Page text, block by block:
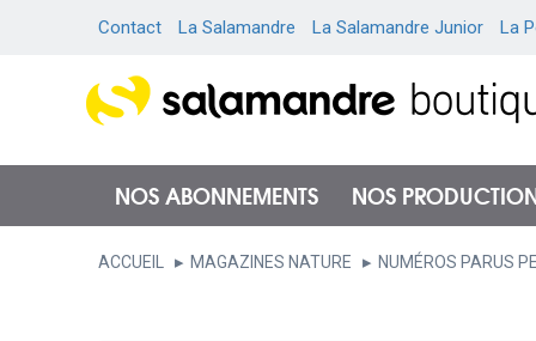
Contact La Salamandre La Salamandre Junior La
NOS ABONNEMENTS NOS
ACCUEIL MAGAZINES NATURE NUMÉROS PARUS